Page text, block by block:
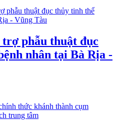
trợ phẫu thuật đục
nhân tại Bà Rịa -